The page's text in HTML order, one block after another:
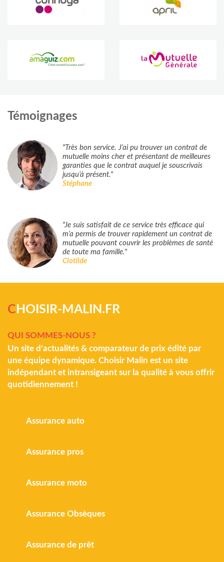
Témoignages
"Très bon service. J’ai pu trouver un contrat de
mutuelle moins cher et présentant de meilleures
garanties que le contrat auquel je souscrivais
jusqu’à présent."
Stéphane
"Je suis satisfait de ce service très efficace qui
m’a permis de trouver rapidement un contrat de
mutuelle pouvant couvrir les problèmes de santé
de toute ma famille."
Clotilde
C HOISIR-MALIN.FR
QUI SOMMES-NOUS ?
Un site d'actualités & comparateur de prix édité par
une équipe dynamique. Choisir Malin est un site
indépendant et intransigeant sur la qualité à vous offrir
quotidiennement !
Assurance auto
Assurance pros
Assurance moto
Assurance Obsèques
Assurance de prêt